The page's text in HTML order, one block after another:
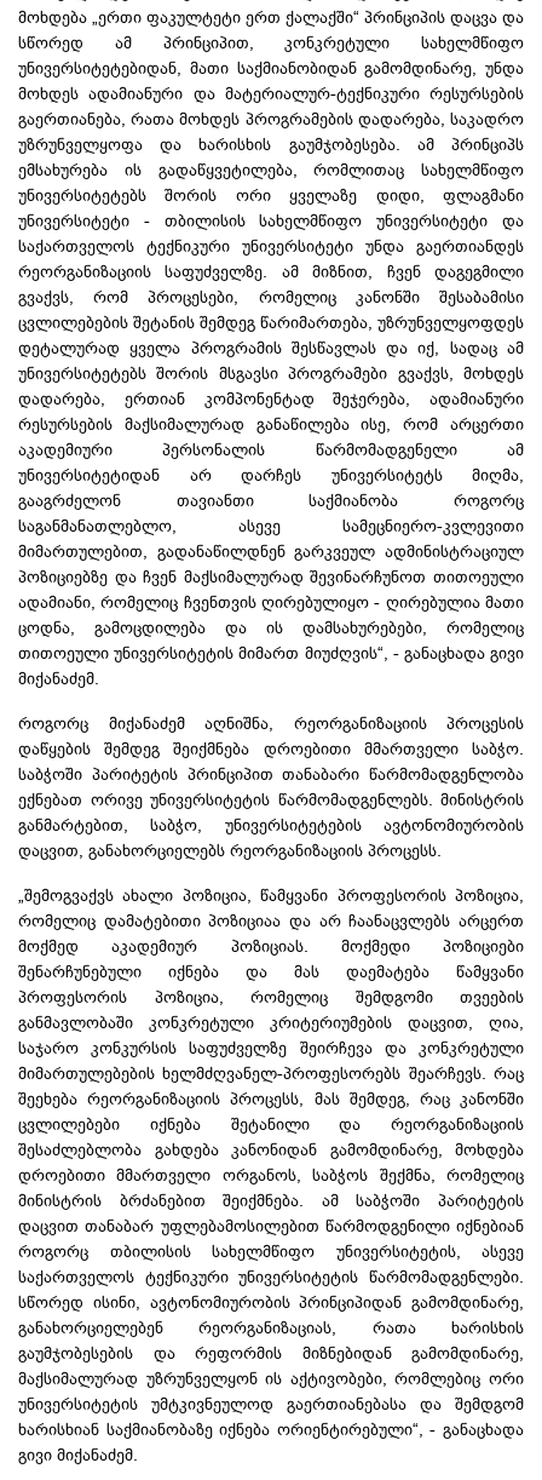
მოხდება „ერთი ფაკულტეტი ერთ ქალაქში“ პრინციპის დაცვა და
სწორედ ამ პრინციპით, კონკრეტული სახელმწიფო
უნივერსიტეტებიდან, მათი საქმიანობიდან გამომდინარე, უნდა
მოხდეს ადამიანური და მატერიალურ-ტექნიკური რესურსების
გაერთიანება, რათა მოხდეს პროგრამების დადარება, საკადრო
უზრუნველყოფა და ხარისხის გაუმჯობესება. ამ პრინციპს
ემსახურება ის გადაწყვეტილება, რომლითაც სახელმწიფო
უნივერსიტეტებს შორის ორი ყველაზე დიდი, ფლაგმანი
უნივერსიტეტი - თბილისის სახელმწიფო უნივერსიტეტი და
საქართველოს ტექნიკური უნივერსიტეტი უნდა გაერთიანდეს
რეორგანიზაციის საფუძველზე. ამ მიზნით, ჩვენ დაგეგმილი
გვაქვს, რომ პროცესები, რომელიც კანონში შესაბამისი
ცვლილებების შეტანის შემდეგ წარიმართება, უზრუნველყოფდეს
დეტალურად ყველა პროგრამის შესწავლას და იქ, სადაც ამ
უნივერსიტეტებს შორის მსგავსი პროგრამები გვაქვს, მოხდეს
დადარება, ერთიან კომპონენტად შეჯერება, ადამიანური
რესურსების მაქსიმალურად განაწილება ისე, რომ არცერთი
აკადემიური პერსონალის წარმომადგენელი ამ
უნივერსიტეტიდან არ დარჩეს უნივერსიტეტს მიღმა,
გააგრძელონ თავიანთი საქმიანობა როგორც
საგანმანათლებლო, ასევე სამეცნიერო-კვლევითი
მიმართულებით, გადანაწილდნენ გარკვეულ ადმინისტრაციულ
პოზიციებზე და ჩვენ მაქსიმალურად შევინარჩუნოთ თითოეული
ადამიანი, რომელიც ჩვენთვის ღირებულიყო - ღირებულია მათი
ცოდნა, გამოცდილება და ის დამსახურებები, რომელიც
თითოეული უნივერსიტეტის მიმართ მიუძღვის“, - განაცხადა გივი
მიქანაძემ.
როგორც მიქანაძემ აღნიშნა, რეორგანიზაციის პროცესის
დაწყების შემდეგ შეიქმნება დროებითი მმართველი საბჭო.
საბჭოში პარიტეტის პრინციპით თანაბარი წარმომადგენლობა
ექნებათ ორივე უნივერსიტეტის წარმომადგენლებს. მინისტრის
განმარტებით, საბჭო, უნივერსიტეტების ავტონომიურობის
დაცვით, განახორციელებს რეორგანიზაციის პროცესს.
„შემოგვაქვს ახალი პოზიცია, წამყვანი პროფესორის პოზიცია,
რომელიც დამატებითი პოზიციაა და არ ჩაანაცვლებს არცერთ
მოქმედ აკადემიურ პოზიციას. მოქმედი პოზიციები
შენარჩუნებული იქნება და მას დაემატება წამყვანი
პროფესორის პოზიცია, რომელიც შემდგომი თვეების
განმავლობაში კონკრეტული კრიტერიუმების დაცვით, ღია,
საჯარო კონკურსის საფუძველზე შეირჩევა და კონკრეტული
მიმართულებების ხელმძღვანელ-პროფესორებს შეარჩევს. რაც
შეეხება რეორგანიზაციის პროცესს, მას შემდეგ, რაც კანონში
ცვლილებები იქნება შეტანილი და რეორგანიზაციის
შესაძლებლობა გახდება კანონიდან გამომდინარე, მოხდება
დროებითი მმართველი ორგანოს, საბჭოს შექმნა, რომელიც
მინისტრის ბრძანებით შეიქმნება. ამ საბჭოში პარიტეტის
დაცვით თანაბარ უფლებამოსილებით წარმოდგენილი იქნებიან
როგორც თბილისის სახელმწიფო უნივერსიტეტის, ასევე
საქართველოს ტექნიკური უნივერსიტეტის წარმომადგენლები.
სწორედ ისინი, ავტონომიურობის პრინციპიდან გამომდინარე,
განახორციელებენ რეორგანიზაციას, რათა ხარისხის
გაუმჯობესების და რეფორმის მიზნებიდან გამომდინარე,
მაქსიმალურად უზრუნველყონ ის აქტივობები, რომლებიც ორი
უნივერსიტეტის უმტკივნეულოდ გაერთიანებასა და შემდგომ
ხარისხიან საქმიანობაზე იქნება ორიენტირებული“, - განაცხადა
გივი მიქანაძემ.